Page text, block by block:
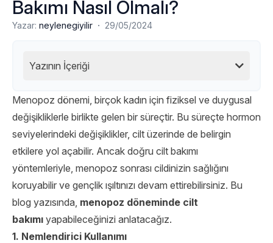
Bakımı Nasıl Olmalı?
Yazar: neylenegiyilir · 29/05/2024
Yazının İçeriği
Menopoz dönemi, birçok kadın için fiziksel ve duygusal
değişikliklerle birlikte gelen bir süreçtir. Bu süreçte hormon
seviyelerindeki değişiklikler, cilt üzerinde de belirgin
etkilere yol açabilir. Ancak doğru cilt bakımı
yöntemleriyle, menopoz sonrası cildinizin sağlığını
koruyabilir ve gençlik ışıltınızı devam ettirebilirsiniz. Bu
blog yazısında, menopoz döneminde cilt
bakımı yapabileceğinizi anlatacağız.
1. Nemlendirici Kullanımı